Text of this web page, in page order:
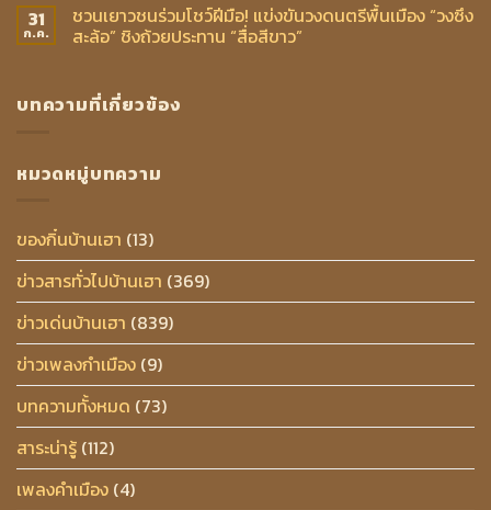
31
ก.ค.
ชวนเยาวชนร่วมโชว์ฝีมือ! แข่งขันวงดนตรีพื้นเมือง “วงซึง
สะล้อ” ชิงถ้วยประทาน “สื่อสีขาว”
บทความที่เกี่ยวข้อง
หมวดหมู่บทความ
ของกิ๋นบ้านเฮา (13)
ข่าวสารทั่วไปบ้านเฮา (369)
ข่าวเด่นบ้านเฮา (839)
ข่าวเพลงกำเมือง (9)
บทความทั้งหมด (73)
สาระน่ารู้ (112)
เพลงคำเมือง (4)